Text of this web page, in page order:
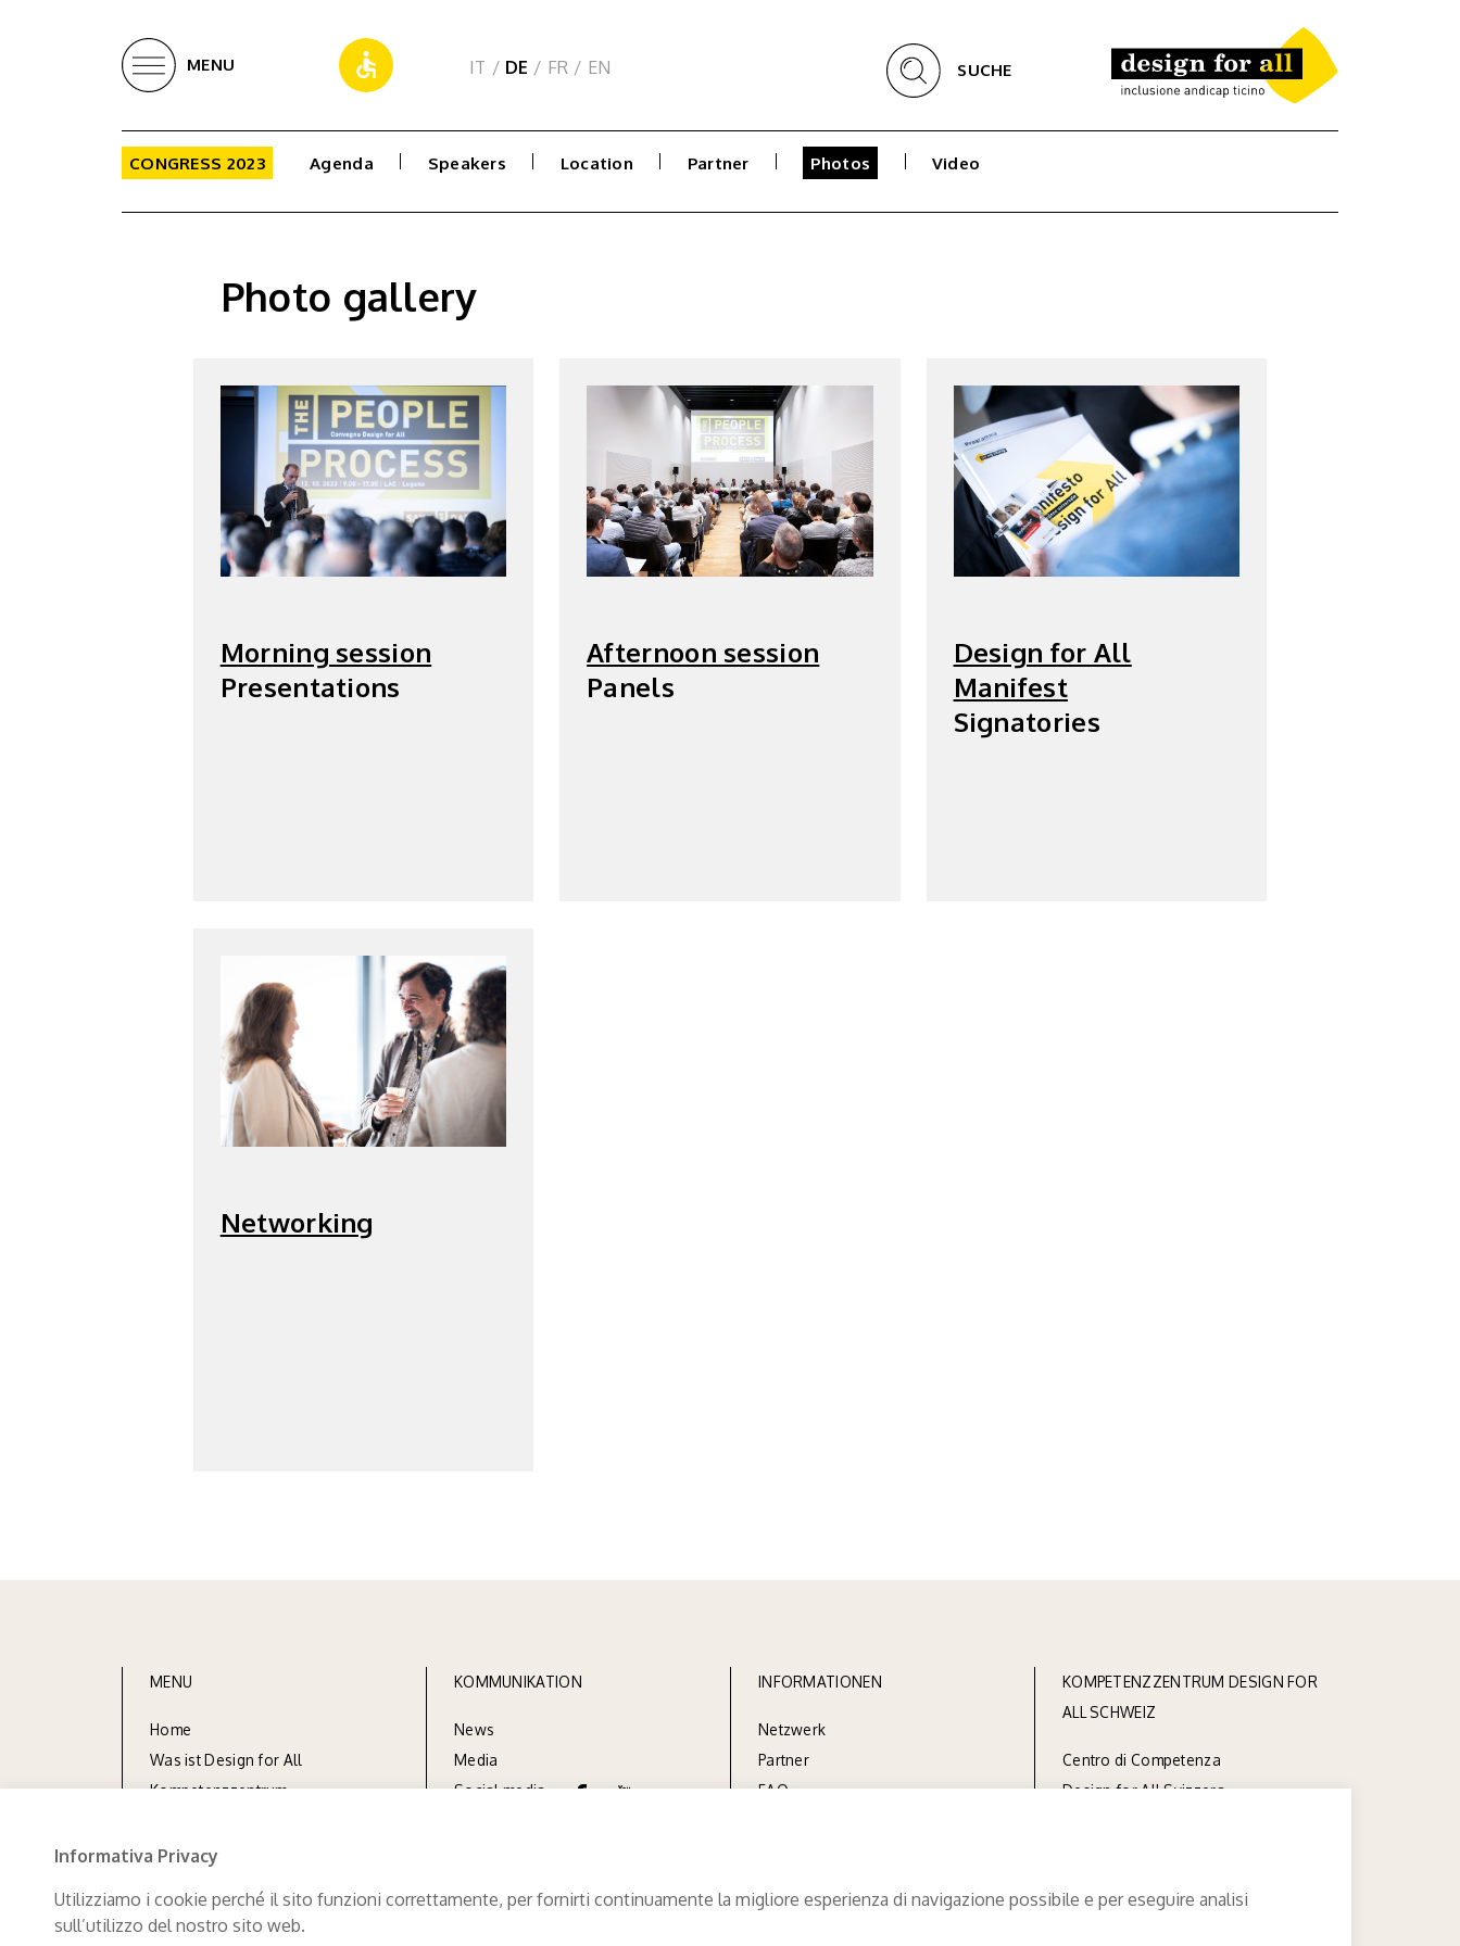
MENU IT / DE / FR / EN SUCHE
CONGRESS 2023 Agenda Speakers Location Partner Photos Video
Photo gallery
Morning session
Presentations
Afternoon session
Panels
Design for All
Manifest
Signatories
Networking
MENU
Home
Was ist Design for All
Kompetenzzentrum
Dokumentation
KOMMUNIKATION
News
Media
Social media
INFORMATIONEN
Netzwerk
Partner
FAQ
KOMPETENZZENTRUM DESIGN FOR
ALL SCHWEIZ
Centro di Competenza
Design for All Svizzera
CH-6512 Giubiasco
Informativa Privacy
Utilizziamo i cookie perché il sito funzioni correttamente, per fornirti continuamente la migliore esperienza di navigazione possibile e per eseguire analisi
sull’utilizzo del nostro sito web.